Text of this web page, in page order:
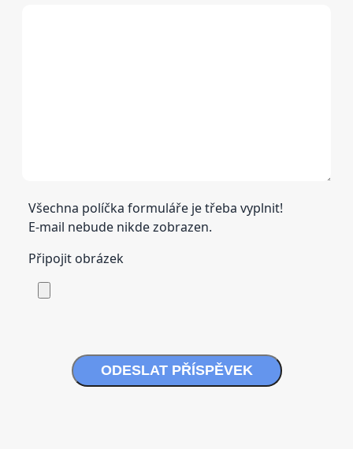
Všechna políčka formuláře je třeba vyplnit!
E-mail nebude nikde zobrazen.
Připojit obrázek
ODESLAT PŘÍSPĚVEK